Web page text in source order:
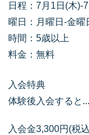
日程：7月1日(木)-
曜日：月曜日-金曜
時間：5歳以上
料金：無料
入会特典
体験後入会すると...
入会金3,300円(